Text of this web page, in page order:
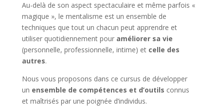
Au-delà de son aspect spectaculaire et même parfois «
magique », le mentalisme est un ensemble de
techniques que tout un chacun peut apprendre et
utiliser quotidiennement pour améliorer sa vie
(personnelle, professionnelle, intime) et celle des
autres.
Nous vous proposons dans ce cursus de développer
un ensemble de compétences et d’outils connus
et maîtrisés par une poignée d’individus.